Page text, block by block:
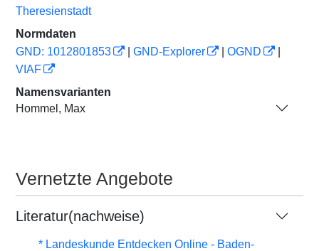
Theresienstadt
Normdaten
GND: 1012801853
GND-Explorer OGND
VIAF
Namensvarianten
Hommel, Max
Vernetzte Angebote
Literatur(nachweise)
* Landeskunde Entdecken Online - Baden-